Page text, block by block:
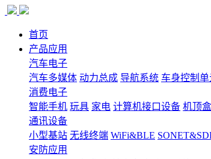
首页
产品应用
汽车电子
汽车多媒体 动力总成 导航系统 车身控制单
消费电子
智能手机 玩具 家电 计算机接口设备 机顶盒
通讯设备
小型基站 无线终端 WiFi&BLE
安防应用